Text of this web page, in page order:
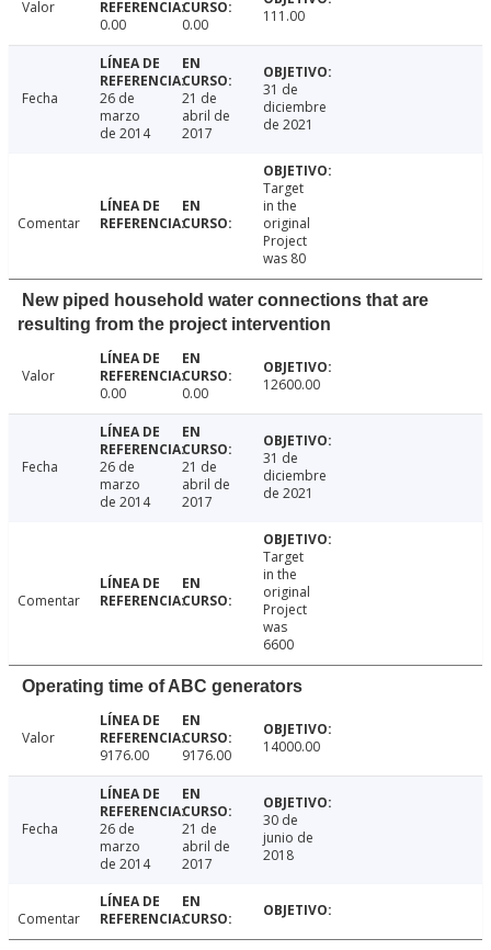
Valor
0.00
0.00 111.00
Fecha
26 de
marzo
de 2014
21 de
abril de
2017
31 de
diciembre
de 2021
Comentar
Target
in the
original
Project
was 80
New piped household water connections that are
resulting from the project intervention
Valor
0.00
0.00 12600.00
Fecha
26 de
marzo
de 2014
21 de
abril de
2017
31 de
diciembre
de 2021
Comentar
Target
in the
original
Project
was
6600
Operating time of ABC generators
Valor
9176.00
9176.00 14000.00
Fecha
26 de
marzo
de 2014
21 de
abril de
2017
30 de
junio de
2018
Comentar